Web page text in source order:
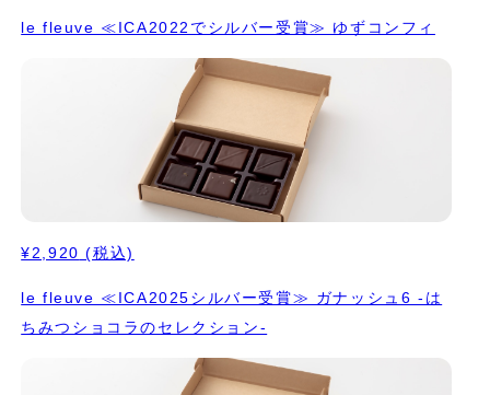
le fleuve ≪ICA2022でシルバー受賞≫ ゆずコンフィ
¥2,920 (税込)
le fleuve ≪ICA2025シルバー受賞≫ ガナッシュ6 -は
ちみつショコラのセレクション-